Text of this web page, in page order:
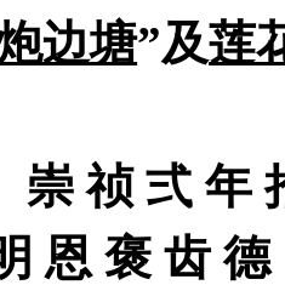
边塘”及莲
崇 祯 弍 年
恩 褒 齿